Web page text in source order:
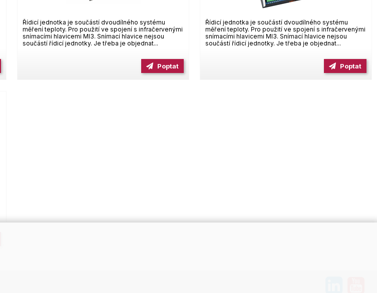
Řídicí jednotka je součástí dvoudílného systému
měření teploty. Pro použití ve spojení s infračervenými
snímacími hlavicemi MI3. Snímací hlavice nejsou
součástí řídicí jednotky. Je třeba je objednat...
Poptat
Řídicí jednotka je součástí dvoudílného systému
měření teploty. Pro použití ve spojení s infračervenými
snímacími hlavicemi MI3. Snímací hlavice nejsou
součástí řídicí jednotky. Je třeba je objednat...
Poptat